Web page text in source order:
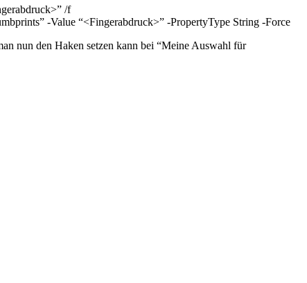
/f
-Value “<Fingerabdruck>” -PropertyType String -Force
nun den Haken setzen kann bei “Meine Auswahl für